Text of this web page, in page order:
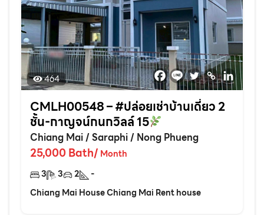
464
CMLH00548 – #ปล่อยเช่าบ้านเดี่ยว 2
ชั้น-กาญจน์กนกวิลล์ 15
Chiang Mai/Saraphi/ Nong Phueng
25,000 Bath/ Month
3
3 2
-
Chiang Mai House Chiang Mai Rent house